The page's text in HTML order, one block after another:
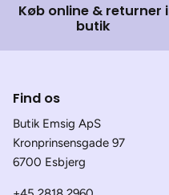
Køb online & returner i
butik
Find os
Butik Emsig ApS
Kronprinsensgade 97
6700 Esbjerg